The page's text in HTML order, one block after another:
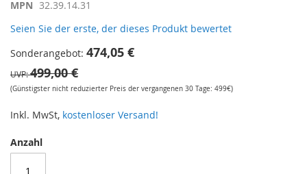
Bildergalerie
MPN 32.39.14.31
Seien Sie der erste, der dieses Produkt bewertet
Sonderangebot 474,05 €
UVP 499,00 €
(Günstigster nicht reduzierter Preis der vergangenen 30 Tage: 499€)
Inkl. MwSt, kostenloser Versand!
Anzahl